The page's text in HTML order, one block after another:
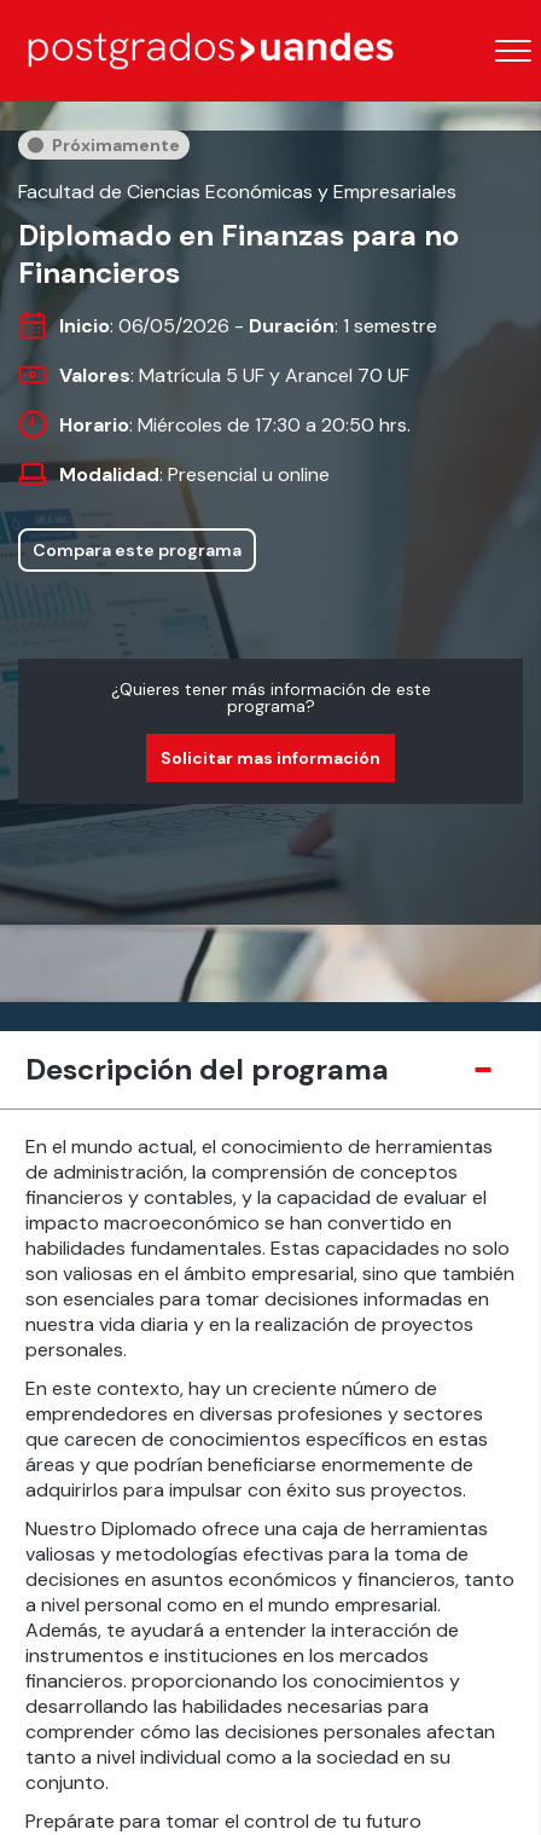
Próximamente
Facultad de Ciencias Económicas y Empresariales
Diplomado en Finanzas para no
Financieros
Inicio: 06/05/2026 - Duración: 1 semestre
Valores: Matrícula 5 UF y Arancel 70 UF
Horario: Miércoles de 17:30 a 20:50 hrs.
Modalidad: Presencial u online
Compara este programa
¿Quieres tener más información de este
programa?
Solicitar mas información
Descripción del programa
En el mundo actual, el conocimiento de herramientas
de administración, la comprensión de conceptos
financieros y contables, y la capacidad de evaluar el
impacto macroeconómico se han convertido en
habilidades fundamentales. Estas capacidades no solo
son valiosas en el ámbito empresarial, sino que también
son esenciales para tomar decisiones informadas en
nuestra vida diaria y en la realización de proyectos
personales.
En este contexto, hay un creciente número de
emprendedores en diversas profesiones y sectores
que carecen de conocimientos específicos en estas
áreas y que podrían beneficiarse enormemente de
adquirirlos para impulsar con éxito sus proyectos.
Nuestro Diplomado ofrece una caja de herramientas
valiosas y metodologías efectivas para la toma de
decisiones en asuntos económicos y financieros, tanto
a nivel personal como en el mundo empresarial.
Además, te ayudará a entender la interacción de
instrumentos e instituciones en los mercados
financieros. proporcionando los conocimientos y
desarrollando las habilidades necesarias para
comprender cómo las decisiones personales afectan
tanto a nivel individual como a la sociedad en su
conjunto.
Prepárate para tomar el control de tu futuro